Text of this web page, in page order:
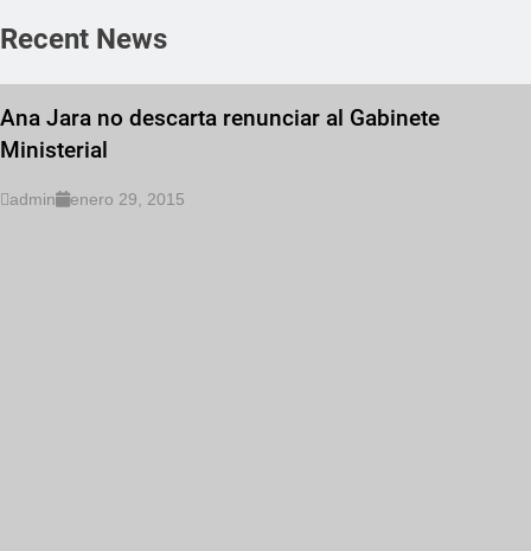
Recent News
Ana Jara no descarta renunciar al Gabinete
Ministerial
admin enero 29, 2015